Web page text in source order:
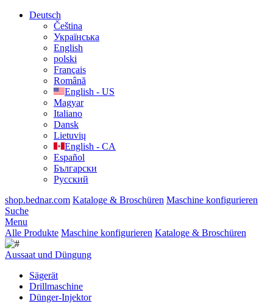
Deutsch
Čeština
Українська
English
polski
Français
Română
English - US
Magyar
Italiano
Dansk
Lietuvių
English - CA
Español
Български
Русский
shop.bednar.com Kataloge & Broschüren Maschine konfigurieren
Suche
Menu
Alle Produkte Maschine konfigurieren Kataloge & Broschüren
Aussaat und Düngung
Sägerät
Drillmaschine
Dünger-Injektor